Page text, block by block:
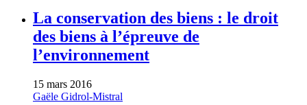
La conservation des biens : le droit
des biens à l’épreuve de
l’environnement
15 mars 2016
Gaële Gidrol-Mistral